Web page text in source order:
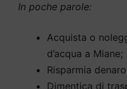
In poche parole:
Acquista o
d’acqua a Miane;
Risparmia
Dimentica di